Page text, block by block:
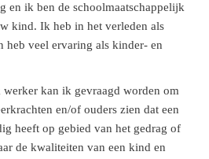
en ik ben de schoolmaatschappelijk
kind. Ik heb in het verleden als
heb veel ervaring als kinder- en
kan ik gevraagd worden om
en/of ouders zien dat een
heeft op gebied van het gedrag of
de kwaliteiten van een kind en